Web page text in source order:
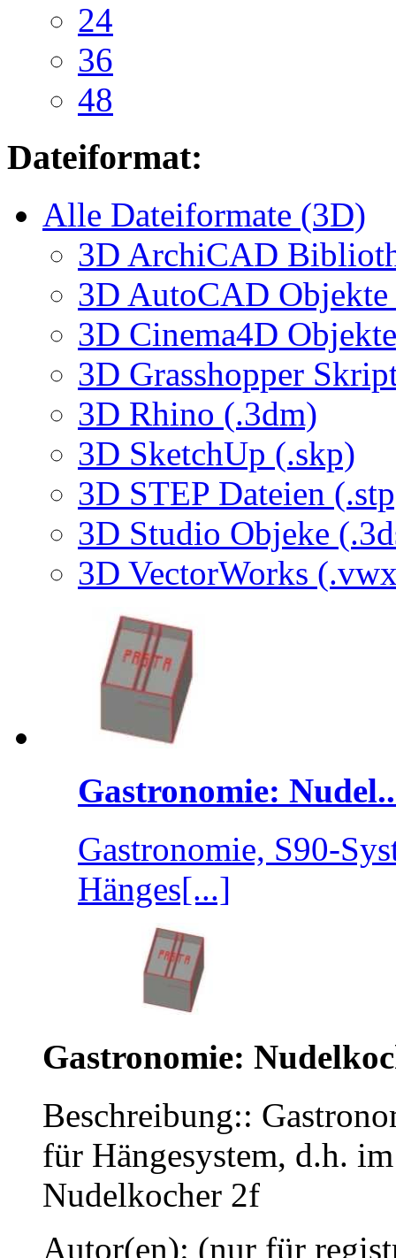
24
36
48
Dateiformat:
Alle Dateiformate (3D)
3D ArchiCAD
3D AutoCAD
3D Cinema4D
3D Grasshopper
3D Rhino (.3dm)
3D SketchUp (.skp)
3D STEP Dateien
3D Studio Objeke
3D VectorWorks
Gastronomie:
Gastronomie, S90-
Hänges[...]
Gastronomie:
Beschreibung::
für Hängesystem, d.h.
Nudelkocher 2f
Autor(en): (nur für